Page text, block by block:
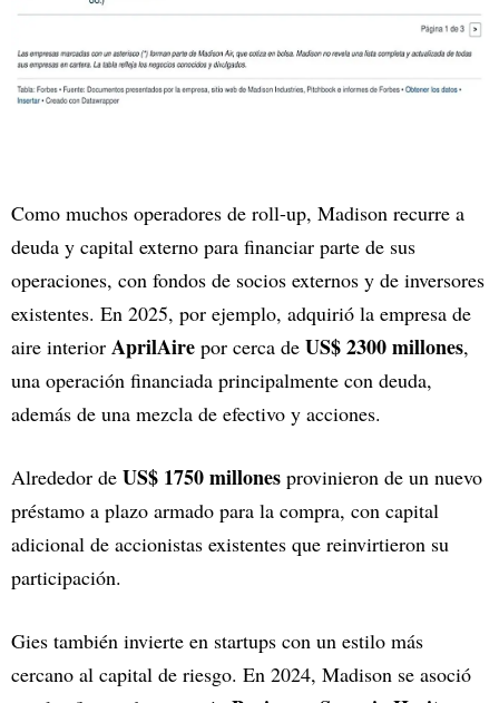
Como muchos operadores de roll-up, Madison recurre a
deuda y capital externo para financiar parte de sus
operaciones, con fondos de socios externos y de inversores
existentes. En 2025, por ejemplo, adquirió la empresa de
aire interior AprilAire por cerca de US$ 2300 millones,
una operación financiada principalmente con deuda,
además de una mezcla de efectivo y acciones.
Alrededor de US$ 1750 millones provinieron de un nuevo
préstamo a plazo armado para la compra, con capital
adicional de accionistas existentes que reinvirtieron su
participación.
Gies también invierte en startups con un estilo más
cercano al capital de riesgo. En 2024, Madison se asoció